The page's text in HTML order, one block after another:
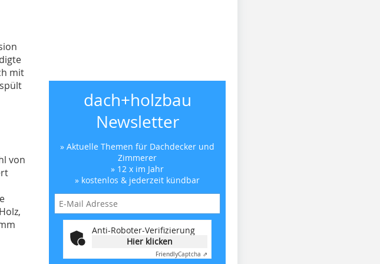
mit
von
dach+holzbau
Newsletter
» Aktuelle Themen für Dachdecker und
Zimmerer
» 12 x im Jahr
» kostenlos & jederzeit kündbar
Anti-Roboter-Verifizierung
Hier klicken
FriendlyCaptcha ⇗